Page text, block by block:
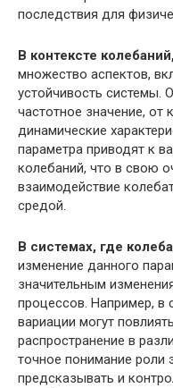
последствия для
В контексте колебаний,
множество аспектов,
устойчивость системы.
частотное значение, от
динамические
параметра приводят к
колебаний, что в свою
взаимодействие
средой.
В системах, где
изменение данного
значительным
процессов. Например, в
вариации могут
распространение в
точное понимание роли
предсказывать и